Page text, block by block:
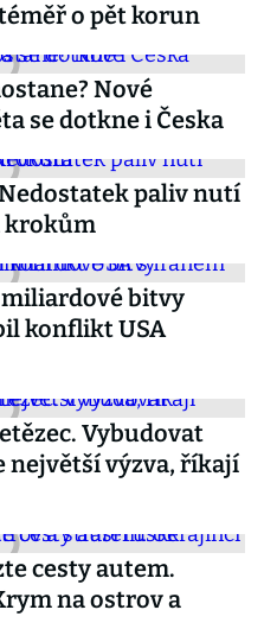
o pět korun
Nové
se dotkne i Česka
paliv nutí
krokům
miliardové bitvy
konflikt USA
Vybudovat
největší výzva, říkají
cesty autem.
na ostrov a